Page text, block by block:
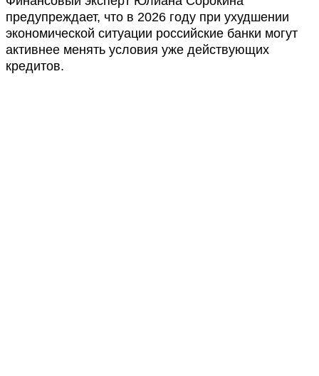
предупреждает, что в 2026 году при ухудшении
экономической ситуации российские банки могут
активнее менять условия уже действующих
кредитов.